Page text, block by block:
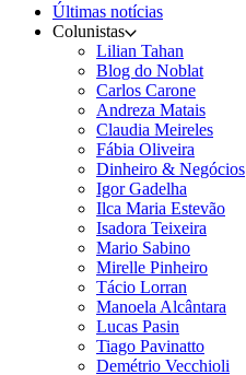
Últimas notícias
Colunistas
Lilian Tahan
Blog do Noblat
Carlos Carone
Andreza Matais
Claudia Meireles
Fábia Oliveira
Dinheiro & Negócios
Igor Gadelha
Ilca Maria Estevão
Isadora Teixeira
Mario Sabino
Mirelle Pinheiro
Tácio Lorran
Manoela Alcântara
Lucas Pasin
Tiago Pavinatto
Demétrio Vecchioli